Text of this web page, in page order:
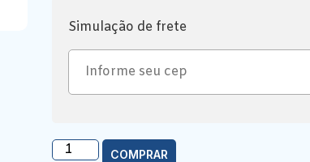
Simulação de frete
COMPRAR